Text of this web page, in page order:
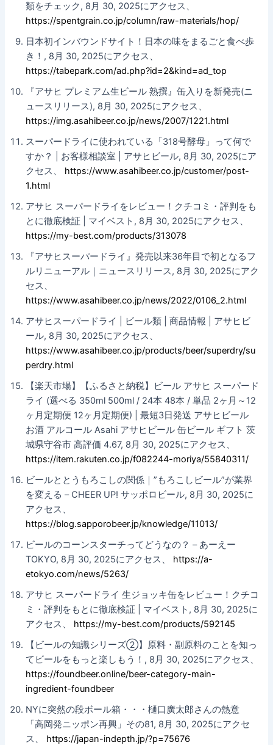
類をチェック, 8月 30, 2025にアクセス、
https://spentgrain.co.jp/column/raw-materials/hop/
日本初インバウンドサイト！日本の味をまるごと食べ歩
き！, 8月 30, 2025にアクセス、
https://tabepark.com/ad.php?id=2&kind=ad_top
『アサヒ プレミアム生ビール 熟撰』缶入りを新発売(ニ
ュースリリース), 8月 30, 2025にアクセス、
https://img.asahibeer.co.jp/news/2007/1221.html
スーパードライに使われている「318号酵母」って何で
すか？ | お客様相談室 | アサヒビール, 8月 30, 2025にア
クセス、 https://www.asahibeer.co.jp/customer/post-
1.html
アサヒ スーパードライをレビュー！クチコミ・評判をも
とに徹底検証 | マイベスト, 8月 30, 2025にアクセス、
https://my-best.com/products/313078
『アサヒスーパードライ』発売以来36年目で初となるフ
ルリニューアル｜ニュースリリース, 8月 30, 2025にアク
セス、
https://www.asahibeer.co.jp/news/2022/0106_2.html
アサヒスーパードライ | ビール類 | 商品情報 | アサヒビ
ール, 8月 30, 2025にアクセス、
https://www.asahibeer.co.jp/products/beer/superdry/su
perdry.html
【楽天市場】【ふるさと納税】ビール アサヒ スーパード
ライ (選べる 350ml 500ml / 24本 48本 / 単品 2ヶ月～12
ヶ月定期便 12ヶ月定期便) | 最短3日発送 アサヒビール
お酒 アルコール Asahi アサヒビール 缶ビール ギフト 茨
城県守谷市 高評価 4.67, 8月 30, 2025にアクセス、
https://item.rakuten.co.jp/f082244-moriya/55840311/
ビールととうもろこしの関係｜”もろこしビール”が業界
を変える – CHEER UP! サッポロビール, 8月 30, 2025に
アクセス、
https://blog.sapporobeer.jp/knowledge/11013/
ビールのコーンスターチってどうなの？ – あーえー
TOKYO, 8月 30, 2025にアクセス、 https://a-
etokyo.com/news/5263/
アサヒ スーパードライ 生ジョッキ缶をレビュー！クチコ
ミ・評判をもとに徹底検証 | マイベスト, 8月 30, 2025に
アクセス、 https://my-best.com/products/592145
【ビールの知識シリーズ②】原料・副原料のことを知っ
てビールをもっと楽しもう！, 8月 30, 2025にアクセス、
https://foundbeer.online/beer-category-main-
ingredient-foundbeer
NYに突然の段ボール箱・・・樋口廣太郎さんの熱意
「高岡発ニッポン再興」その81, 8月 30, 2025にアクセ
ス、 https://japan-indepth.jp/?p=75676